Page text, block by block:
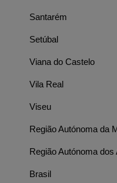
Santarém
Setúbal
Viana do Castelo
Vila Real
Viseu
Região Autónoma da
Região Autónoma dos
Brasil